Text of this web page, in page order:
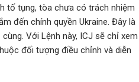
tố tụng, tòa chưa có trách nhiệm
đến chính quyền Ukraine. Đây là
Với Lệnh này, ICJ sẽ chỉ xem
đối tượng điều chỉnh và diễn